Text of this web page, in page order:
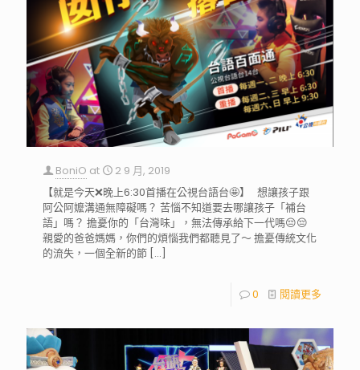
BoniO at
2 9 月, 2019
【就是今天❌晚上6:30首播在公視台語台🤩】 想讓孩子跟
阿公阿嬤溝通無障礙嗎？ 苦惱不知道要去哪讓孩子「補台
語」嗎？ 擔憂你的「台灣味」，無法傳承給下一代嗎😔😔
親愛的爸爸媽媽，你們的煩惱我們都聽見了～ 擔憂傳統文化
的流失，一個全新的節 […]
0 閱讀更多